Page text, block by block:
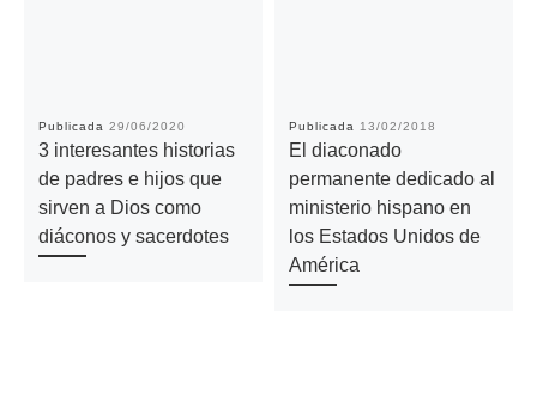
Publicada 29/06/2020
3 interesantes historias
de padres e hijos que
sirven a Dios como
diáconos y sacerdotes
Publicada 13/02/2018
El diaconado
permanente dedicado al
ministerio hispano en
los Estados Unidos de
América